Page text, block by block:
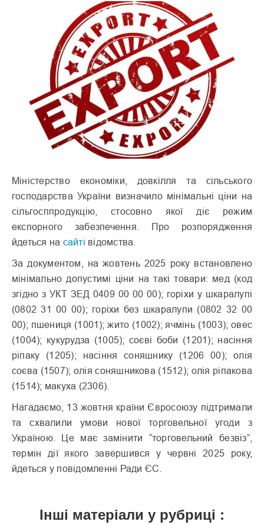
Міністерство економіки, довкілля та сільського
господарства України визначило мінімальні ціни на
сільгосппродукцію, стосовно якої діє режим
експорного забезпечення. Про розпорядження
йдеться на сайті відомства.
За документом, на жовтень 2025 року встановлено
мінімально допустимі ціни на такі товари: мед (код
згідно з УКТ ЗЕД 0409 00 00 00); горіхи у шкаралупі
(0802 31 00 00); горіхи без шкаралупи (0802 32 00
00); пшениця (1001); жито (1002); ячмінь (1003); овес
(1004); кукурудза (1005); соєві боби (1201); насіння
ріпаку (1205); насіння соняшнику (1206 00); олія
соєва (1507); олія соняшникова (1512); олія ріпакова
(1514); макуха (2306).
Нагадаємо, 13 жовтня країни Євросоюзу підтримали
та схвалили умови нової торговельної угоди з
Україною. Це має замінити “торговельний безвіз”,
термін дії якого завершився у червні 2025 року,
йдеться у повідомленні Ради ЄС.
Інші матеріали у рубриці :